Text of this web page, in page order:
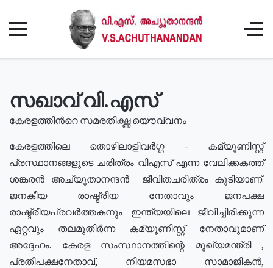
സഖാവ് വി.എസ്
കേരളത്തിൻറെ സമരതീക്ഷ്ണ യൌവ്വനം
കേരളത്തിലെ തൊഴിലാളിവർഗ്ഗ - കമ്യൂണിസ്റ്റ്
പ്രസ്ഥാനങ്ങളുടെ ചരിത്രം വിഎസ് എന്ന വേലിക്കകത്ത്
ശങ്കരൻ അച്യുതാനന്ദൻ ജീവിതചരിത്രം കൂടിയാണ്.
ജനകീയ രാഷ്ട്രീയ നേതാവും ജനപക്ഷ
രാഷ്ട്രീയപ്രവർത്തകനും ഇന്ത്യയിലെ ജീവിച്ചിരിക്കുന്ന
ഏറ്റവും തലമുതിർന്ന കമ്യൂണിസ്റ്റ് നേതാവുമാണ്
അദ്ദേഹം. കേരള സംസ്ഥാനത്തിന്റെ മുഖ്യമന്ത്രി ,
പ്രതിപക്ഷനേതാവ്, നിയമസഭാ സാമാജികൻ,